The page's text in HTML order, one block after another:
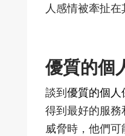
人感情被牽扯在
優質的個
談到優質的個人
得到最好的服
威脅時，他們